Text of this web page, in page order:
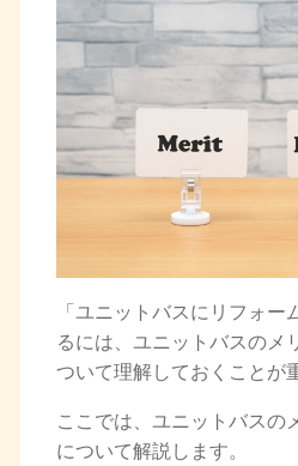
「ユニットバスにリフォー
るには、ユニットバスのメ
ついて理解しておくことが
ここでは、ユニットバスの
について解説します。